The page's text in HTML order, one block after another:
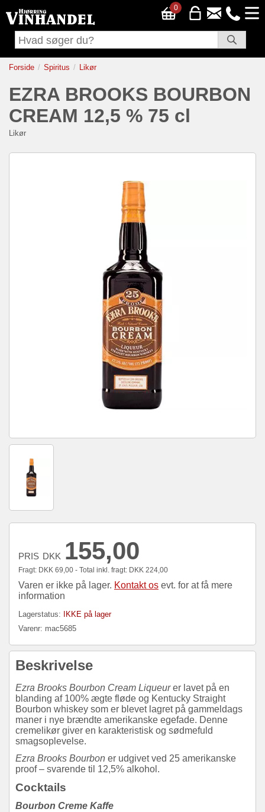
0
Forside Spiritus Likør
EZRA BROOKS BOURBON
CREAM 12,5 % 75 cl
Likør
PRIS DKK 155,00
Fragt: DKK 69,00 - Total inkl. fragt: DKK 224,00
Varen er ikke på lager. Kontakt os evt. for at få mere
information
Lagerstatus:
IKKE på lager
Varenr: mac5685
Beskrivelse
Ezra Brooks Bourbon Cream Liqueur er lavet på en
blanding af 100% ægte fløde og Kentucky Straight
Bourbon whiskey som er blevet lagret på gammeldags
maner i nye brændte amerikanske egefade. Denne
cremelikør giver en karakteristisk og sødmefuld
smagsoplevelse.
Ezra Brooks Bourbon er udgivet ved 25 amerikanske
proof – svarende til 12,5% alkohol.
Cocktails
Bourbon Creme Kaffe